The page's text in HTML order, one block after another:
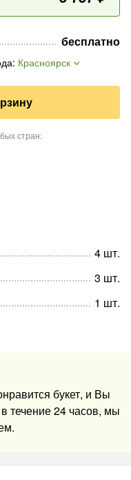
бесплатно
: Красноярск
стран:
букет, и Вы
течение 24 часов, мы
4 шт.
3 шт.
1 шт.